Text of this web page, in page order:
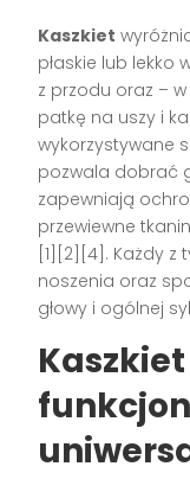
Kaszkiet
płaskie lub lekko
z przodu oraz –
patkę na uszy i
wykorzystywane
pozwala dobrać
zapewniają
przewiewne
[1][2][4]. Każdy z
noszenia oraz
głowy i ogólnej